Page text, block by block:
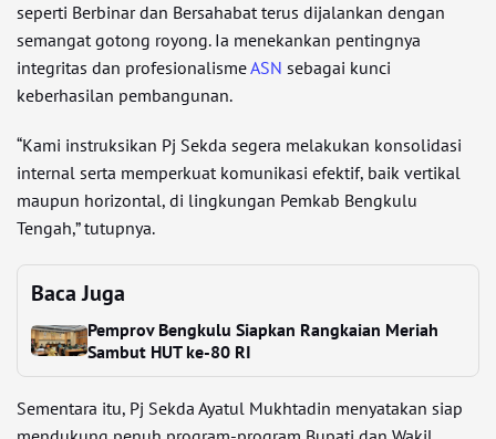
seperti Berbinar dan Bersahabat terus dijalankan dengan
semangat gotong royong. Ia menekankan pentingnya
integritas dan profesionalismeASN sebagai kunci
keberhasilan pembangunan.
“Kami instruksikan Pj Sekda segera melakukan konsolidasi
internal serta memperkuat komunikasi efektif, baik vertikal
maupun horizontal, di lingkungan Pemkab Bengkulu
Tengah,” tutupnya.
Baca Juga
Pemprov Bengkulu Siapkan Rangkaian Meriah
Sambut HUT ke-80 RI
Sementara itu, Pj Sekda Ayatul Mukhtadin menyatakan siap